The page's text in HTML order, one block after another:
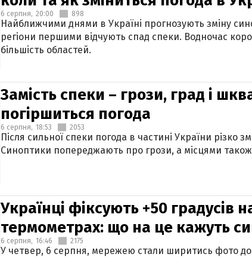
6 серпня, 20:00 898
Найближчими днями в Україні прогнозують зміну
регіони першими відчують спад спеки. Водночас
більшість областей.
Замість спеки – грози, град і
погіршиться погода
6 серпня, 18:53 2053
Після сильної спеки погода в частині України різко
Синоптики попереджають про грози, а місцями
Українці фіксують +50 градусів
термометрах: що на це кажуть
6 серпня, 16:46 2175
У четвер, 6 серпня, мережею стали ширитись фото